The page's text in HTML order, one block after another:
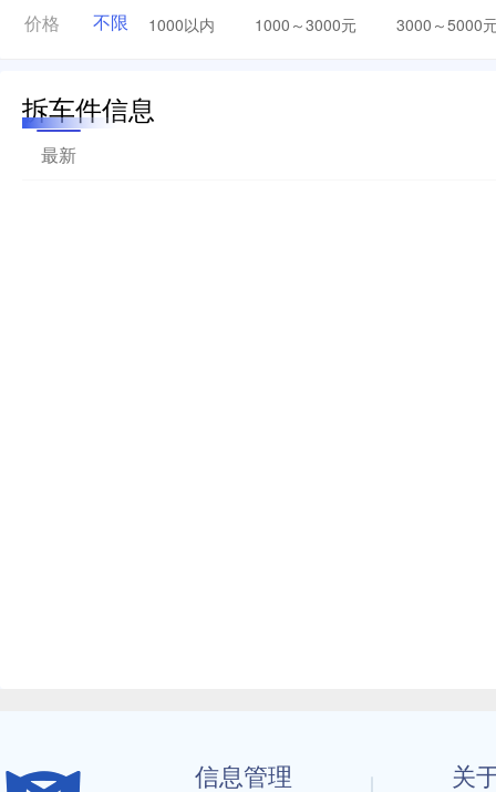
价格 不限 1000以内 1000～3000元 3000～5000
拆车件信息
最新
信息管理 关